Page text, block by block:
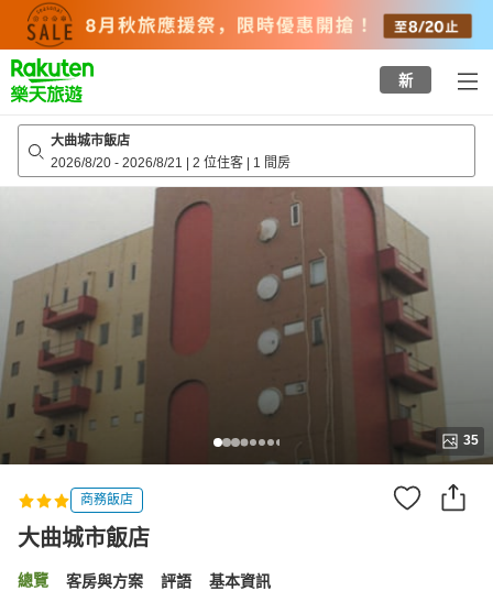
top
page
新
大曲城市飯店
2026/8/20 - 2026/8/21 | 2 位住客 | 1 間房
35
商務飯店
大曲城市飯店
總覽 客房與方案 評語 基本資訊